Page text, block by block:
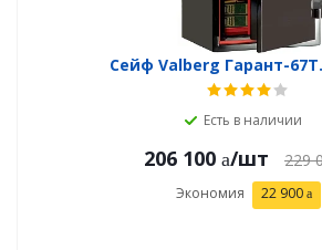
Сейф Valberg Гарант-
Есть в наличии
206 100 /шт 229
Экономия 22 900